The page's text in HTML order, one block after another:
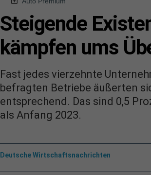
Steigende
kämpfen ums
Fast jedes vierzehnte
befragten Betriebe äußerten
entsprechend. Das sind 0,5
als Anfang 2023.
Deutsche Wirtschaftsnachrichten